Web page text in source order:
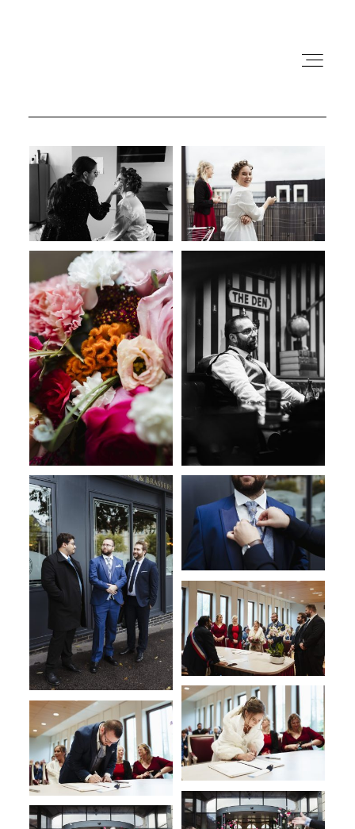
BIENVENUE
NOS MARIAGES & PACS
PRESTATIONS
GALERIE
L’ÉQUIPE
CONTACT